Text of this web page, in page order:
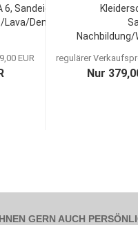
Sandeiche
Denim...
EUR
Nachbildung/
regulärer
Nur
GERN AUCH